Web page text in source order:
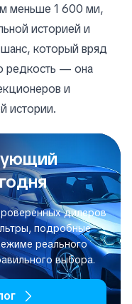
меньше 1 600 ми,
историей и
который вряд
редкость — она
и
истории.
дилеров
подробные
реального
выбора.